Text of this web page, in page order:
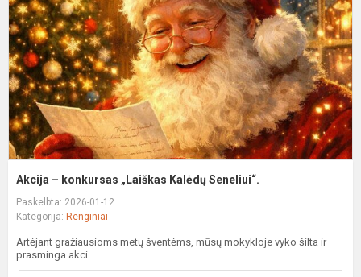
Akcija – konkursas „Laiškas Kalėdų Seneliui“.
Paskelbta: 2026-01-12
Kategorija: Renginiai
Artėjant gražiausioms metų šventėms, mūsų mokykloje vyko šilta ir
prasminga akci...